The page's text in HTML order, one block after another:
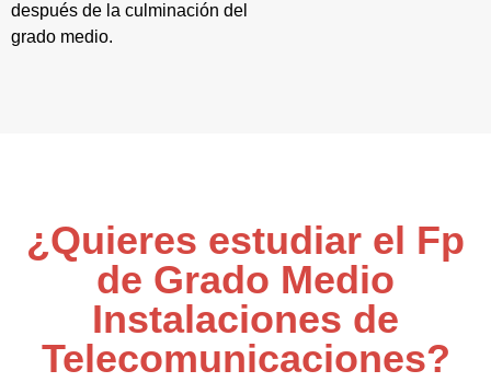
después de la culminación del
grado medio.
¿Quieres estudiar el Fp
de Grado Medio
Instalaciones de
Telecomunicaciones?